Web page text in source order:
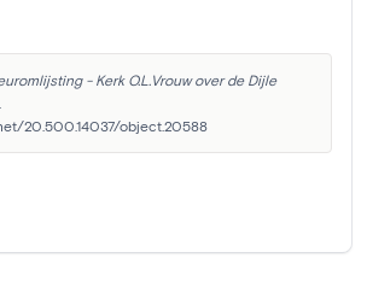
- Kerk O.L.Vrouw over de Dijle
20.500.14037/object.20588